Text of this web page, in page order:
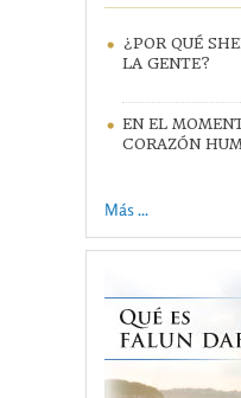
¿POR QUÉ
LA GENTE?
EN EL
CORAZÓN
Más ...